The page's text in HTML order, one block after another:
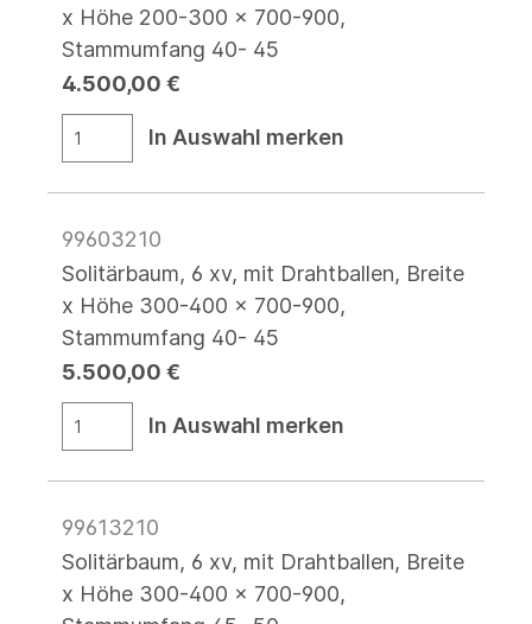
x Höhe 200-300 x 700-900,
Stammumfang 40- 45
4.500,00 €
In Auswahl merken
99603210
Solitärbaum, 6 xv, mit Drahtballen, Breite
x Höhe 300-400 x 700-900,
Stammumfang 40- 45
5.500,00 €
In Auswahl merken
99613210
Solitärbaum, 6 xv, mit Drahtballen, Breite
x Höhe 300-400 x 700-900,